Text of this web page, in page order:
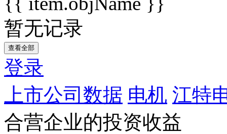
暂无记录
查看全部
登录
上市公司数据 电机 江特
合营企业的投资收益